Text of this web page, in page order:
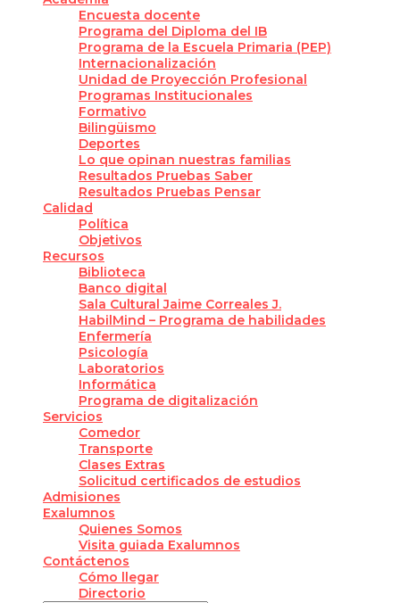
Encuesta docente
Programa del Diploma del IB
Programa de la Escuela Primaria (PEP)
Internacionalización
Unidad de Proyección Profesional
Programas Institucionales
Formativo
Bilingüismo
Deportes
Lo que opinan nuestras familias
Resultados Pruebas Saber
Resultados Pruebas Pensar
Calidad
Política
Objetivos
Recursos
Biblioteca
Banco digital
Sala Cultural Jaime Correales J.
HabilMind – Programa de habilidades
Enfermería
Psicología
Laboratorios
Informática
Programa de digitalización
Servicios
Comedor
Transporte
Clases Extras
Solicitud certificados de estudios
Admisiones
Exalumnos
Quienes Somos
Visita guiada Exalumnos
Contáctenos
Cómo llegar
Directorio